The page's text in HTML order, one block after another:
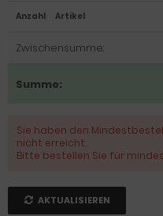
Anzahl Artikel
Zwischensumme:
Summe:
Sie haben den
nicht erreicht.
Bitte bestellen Sie für
AKTUALISIEREN